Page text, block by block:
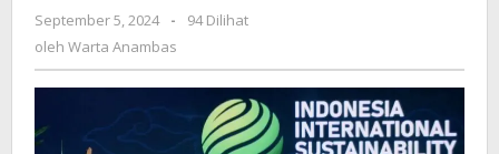
Tekankan
Ekonomi
Berkelanjutan
September 5, 2024
oleh
-
94 Dilihat
oleh Warta Anambas